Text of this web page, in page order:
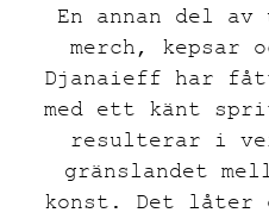
En annan del
merch, kepsar
Djanaieff har
med ett känt
resulterar i
gränslandet
konst. Det låter